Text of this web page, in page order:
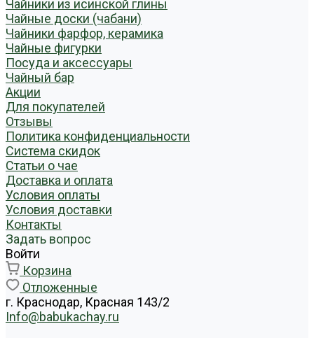
Чайники из исинской глины
Чайные доски (чабани)
Чайники фарфор, керамика
Чайные фигурки
Посуда и аксессуары
Чайный бар
Акции
Для покупателей
Отзывы
Политика конфиденциальности
Система скидок
Статьи о чае
Доставка и оплата
Условия оплаты
Условия доставки
Контакты
Задать вопрос
Войти
Корзина
Отложенные
г. Краснодар, Красная 143/2
Info@babukachay.ru